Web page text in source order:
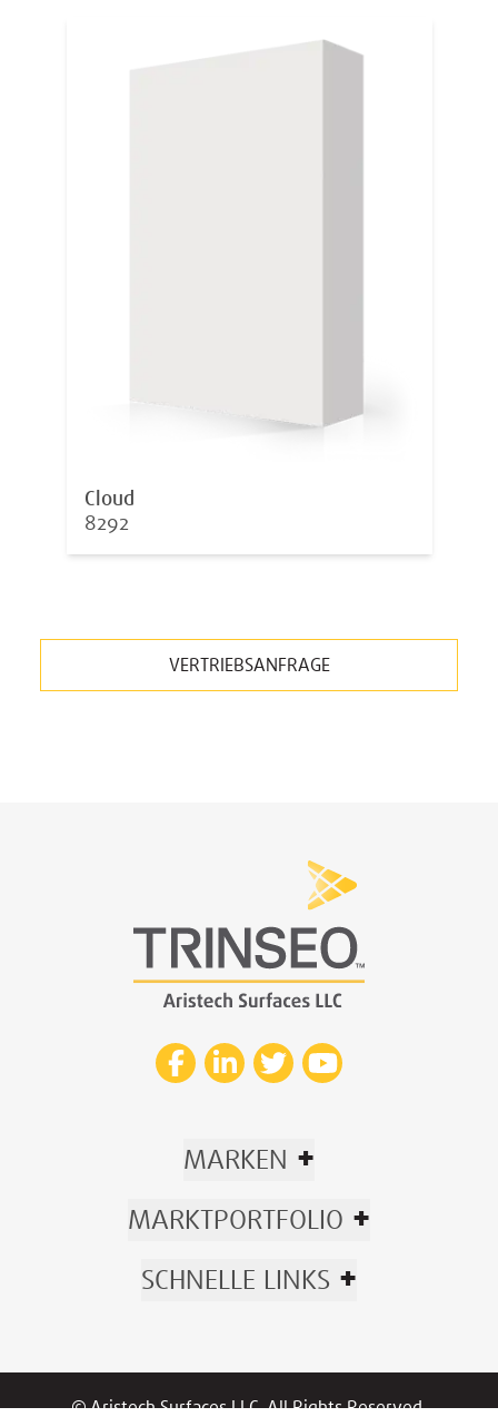
Cloud
8292
VERTRIEBSANFRAGE
MARKEN +
MARKTPORTFOLIO +
SCHNELLE LINKS +
© Aristech Surfaces LLC. All Rights Reserved.